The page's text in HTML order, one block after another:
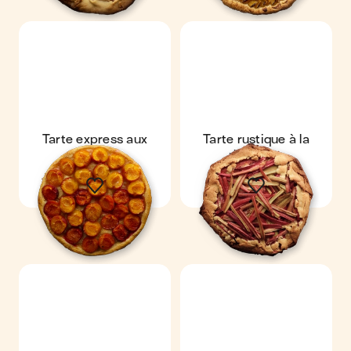
Tarte express aux
abricots
Tarte rustique à la
rhubarbe